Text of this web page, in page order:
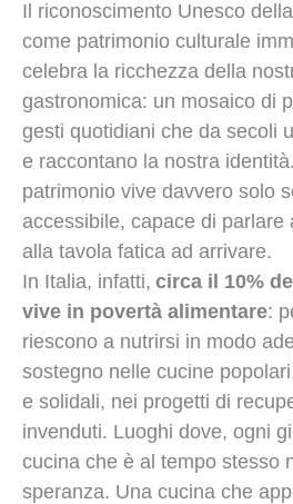
Il riconoscimento Unesco della
come patrimonio culturale
celebra la ricchezza della
gastronomica: un mosaico di
gesti quotidiani che da secoli
e raccontano la nostra
patrimonio vive davvero solo
accessibile, capace di parlare
alla tavola fatica ad arrivare.
In Italia, infatti, circa il 10%
vive in povertà alimentare:
riescono a nutrirsi in modo
sostegno nelle cucine
e solidali, nei progetti di
invenduti. Luoghi dove, ogni
cucina che è al tempo stesso
speranza. Una cucina che